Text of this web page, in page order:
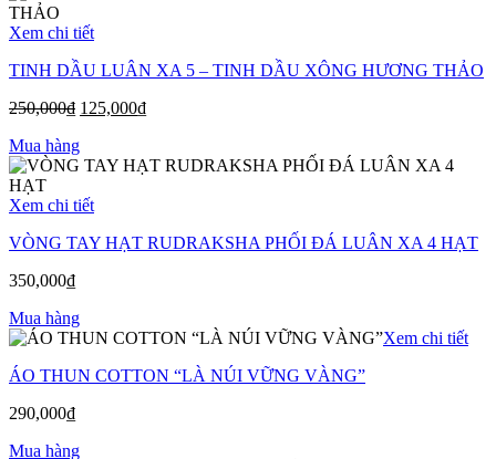
Xem chi tiết
TINH DẦU LUÂN XA 5 – TINH DẦU XÔNG HƯƠNG THẢO
250,000₫ 125,000₫
Mua hàng
Xem chi tiết
VÒNG TAY HẠT RUDRAKSHA PHỐI ĐÁ LUÂN XA 4 HẠT
350,000₫
Mua hàng
Xem chi tiết
ÁO THUN COTTON “LÀ NÚI VỮNG VÀNG”
290,000₫
Mua hàng